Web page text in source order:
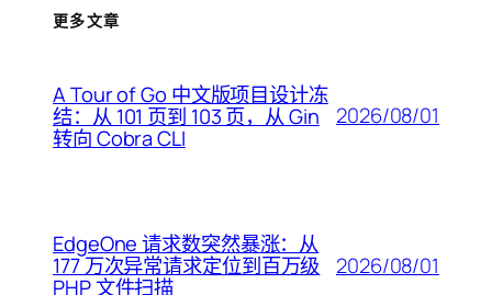
更多文章
A Tour of Go 中文版项目设计冻
结：从 101 页到 103 页，从 Gin
转向 Cobra CLI
2026/08/01
EdgeOne 请求数突然暴涨：从
177 万次异常请求定位到百万级
PHP 文件扫描
2026/08/01